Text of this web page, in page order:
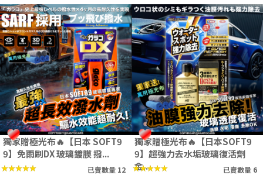
獨家贈極光布🔥【日本 SOFT9
9】免雨刷DX 玻璃鍍膜 撥...
★★★★★
★★★★★ 已賣數量 12
獨家贈極光布🔥【日本SOFT9
9】超強力去水垢玻璃復活劑
金...
★★★★★
★★★★★ 已賣數量 6